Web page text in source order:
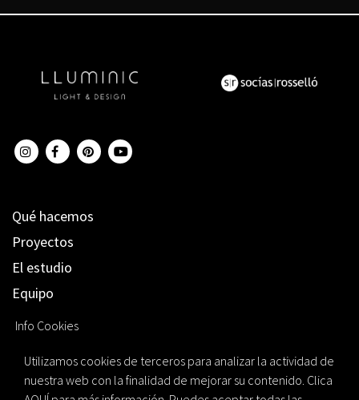
Qué hacemos
Proyectos
El estudio
Equipo
Tendencias
Blog
Nuestras marcas
Info Cookies
Utilizamos cookies de terceros para analizar la actividad de
nuestra web con la finalidad de mejorar su contenido. Clica